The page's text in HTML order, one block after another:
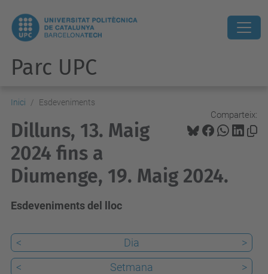
Parc UPC
Inici Esdeveniments
Comparteix:
Dilluns, 13. Maig
2024 fins a
Diumenge, 19. Maig 2024.
Esdeveniments del lloc
< Dia
>
<
Setmana
>